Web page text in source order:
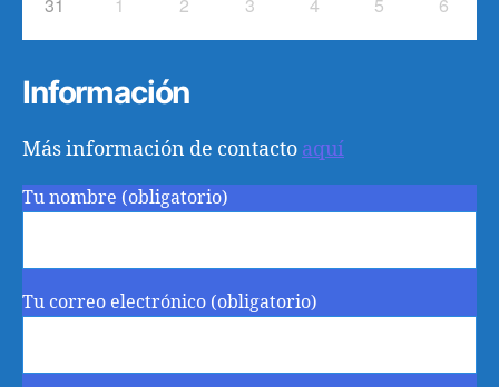
Información
Más información de contacto aquí
Tu nombre (obligatorio)
Tu correo electrónico (obligatorio)